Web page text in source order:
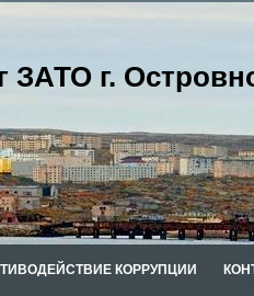
ЗАТО г.
КОРРУПЦИИ